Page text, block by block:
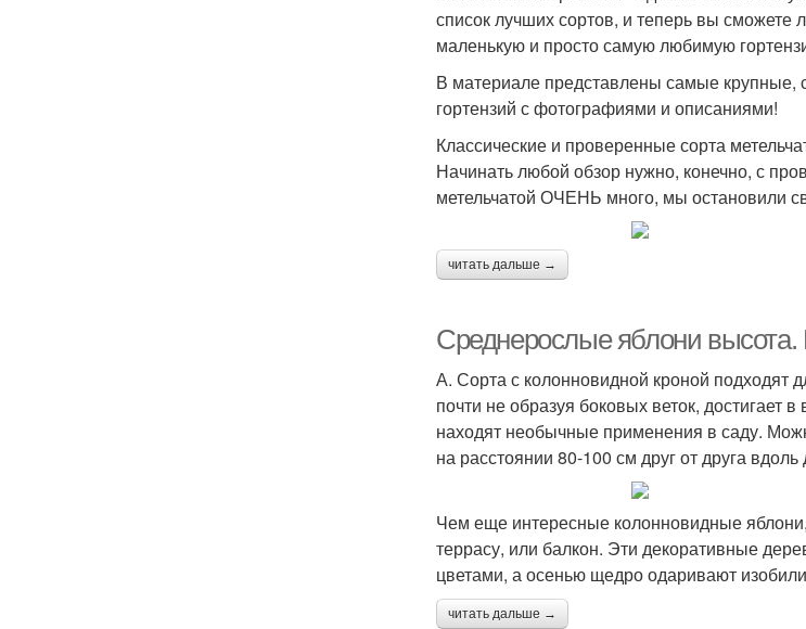
список лучших сортов, и теперь вы
маленькую и просто самую любимую
В материале представлены самые
гортензий с фотографиями и описаниями!
Классические и проверенные сорта
Начинать любой обзор нужно, конечно, с
метельчатой ОЧЕНЬ много, мы остановили
читать дальше →
Среднерослые яблони
А. Сорта с колонновидной кроной подходят
почти не образуя боковых веток,
находят необычные применения в саду.
на расстоянии 80-100 см друг от друга
Чем еще интересные колонновидные
террасу, или балкон. Эти декоративные
цветами, а осенью щедро одаривают
читать дальше →